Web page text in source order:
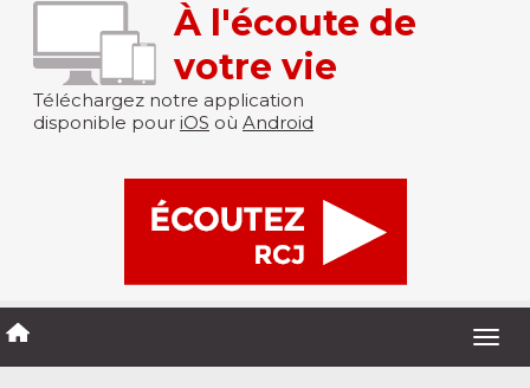
À l'écoute de
votre vie
Téléchargez notre application
disponible pour iOS où Android